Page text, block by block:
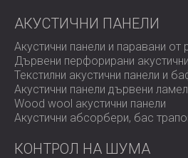
АКУСТИЧНИ ПАНЕЛИ
Акустични панели и паравани от
Дървени перфорирани
Текстилни акустични панели и
Акустични панели дървени
Wood wool акустични панели
Акустични абсорбери, бас
КОНТРОЛ НА ШУМА